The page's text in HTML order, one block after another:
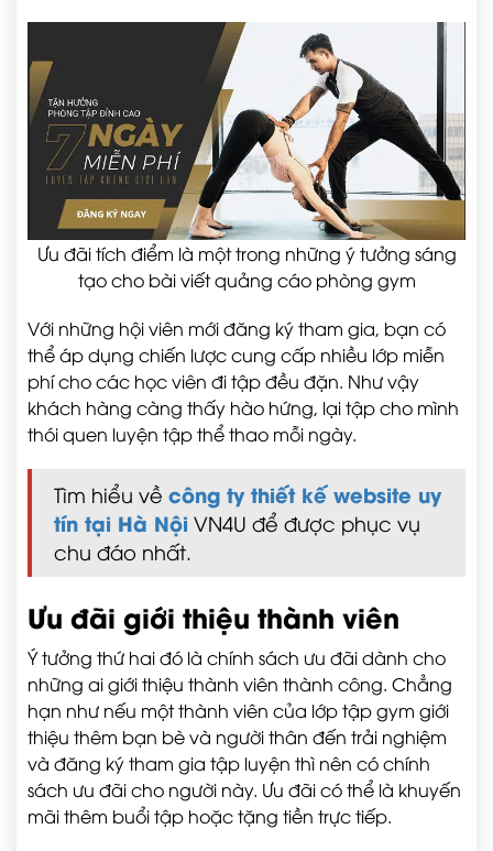
Ưu đãi tích điểm là một trong những ý tưởng sáng
tạo cho bài viết quảng cáo phòng gym
Với những hội viên mới đăng ký tham gia, bạn có
thể áp dụng chiến lược cung cấp nhiều lớp miễn
phí cho các học viên đi tập đều đặn. Như vậy
khách hàng càng thấy hào hứng, lại tập cho mình
thói quen luyện tập thể thao mỗi ngày.
Tìm hiểu về công ty thiết kế website uy
tín tại Hà Nội VN4U để được phục vụ
chu đáo nhất.
Ưu đãi giới thiệu thành viên
Ý tưởng thứ hai đó là chính sách ưu đãi dành cho
những ai giới thiệu thành viên thành công. Chẳng
hạn như nếu một thành viên của lớp tập gym giới
thiệu thêm bạn bè và người thân đến trải nghiệm
và đăng ký tham gia tập luyện thì nên có chính
sách ưu đãi cho người này. Ưu đãi có thể là khuyến
mãi thêm buổi tập hoặc tặng tiền trực tiếp.